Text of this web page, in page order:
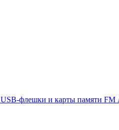
USB-флешки и карты памяти FM